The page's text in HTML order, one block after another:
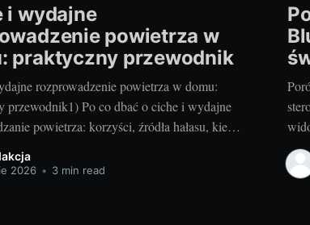
i wydajne
powietrza w
praktyczny przewodnik
rozprowadzenie powietrza w domu:
przewodnik1) Po co dbać o ciche i wydajne
powietrza: korzyści, źródła hałasu, kiedy
zaprojektowana i wyregulowana
oraz klimatyzacji przekłada się na
2026 • 3 min read